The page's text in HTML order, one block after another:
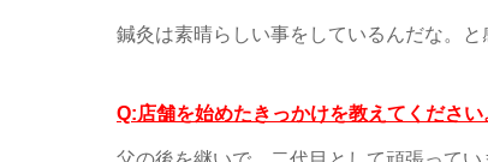
鍼灸は素晴らしい事をしているんだな。と
Q:店舗を始めたきっかけを教えてください